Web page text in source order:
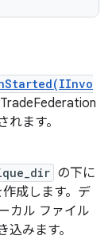
ます。
の下に
成します。デ
カル ファイル
みます。